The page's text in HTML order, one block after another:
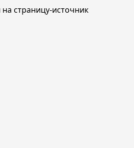
страницу-источник